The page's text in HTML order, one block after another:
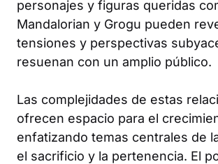
personajes y figuras queridas
Mandalorian y Grogu pueden
tensiones y perspectivas
resuenan con un amplio público.
Las complejidades de estas
ofrecen espacio para el
enfatizando temas centrales de
el sacrificio y la pertenencia. El